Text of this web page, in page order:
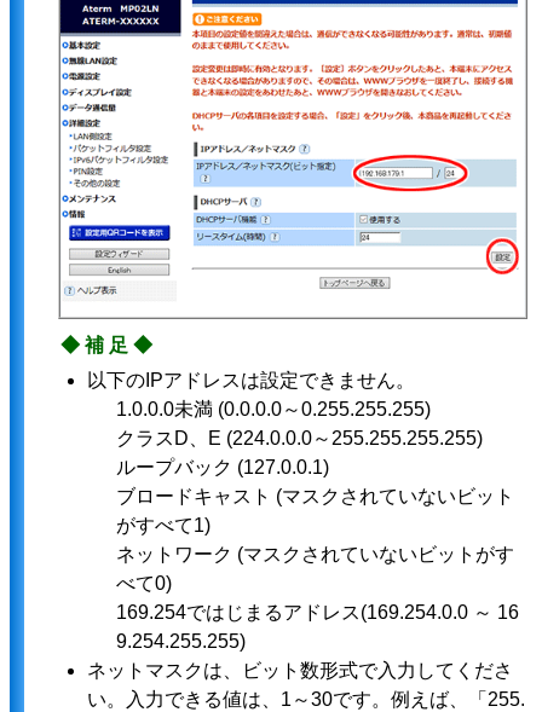
◆補足◆
以下のIPアドレスは設定できません。
1.0.0.0未満 (0.0.0.0～0.255.255.255)
クラスD、E (224.0.0.0～255.255.255.255)
ループバック (127.0.0.1)
ブロードキャスト (マスクされていないビット
がすべて1)
ネットワーク (マスクされていないビットがす
べて0)
169.254ではじまるアドレス(169.254.0.0 ～ 16
9.254.255.255)
ネットマスクは、ビット数形式で入力してくださ
い。入力できる値は、1～30です。例えば、「255.